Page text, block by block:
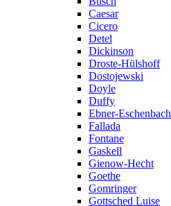
Caesar
Cicero
Detel
Dickinson
Droste-Hülshoff
Dostojewski
Doyle
Duffy
Ebner-Eschenbach
Fallada
Fontane
Gaskell
Gienow-Hecht
Goethe
Gomringer
Gottsched Luise